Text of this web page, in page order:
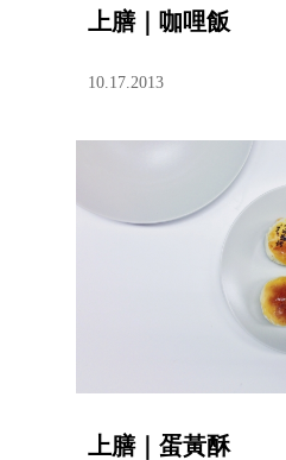
上膳｜咖哩飯
10.17.2013
上膳｜蛋黃酥